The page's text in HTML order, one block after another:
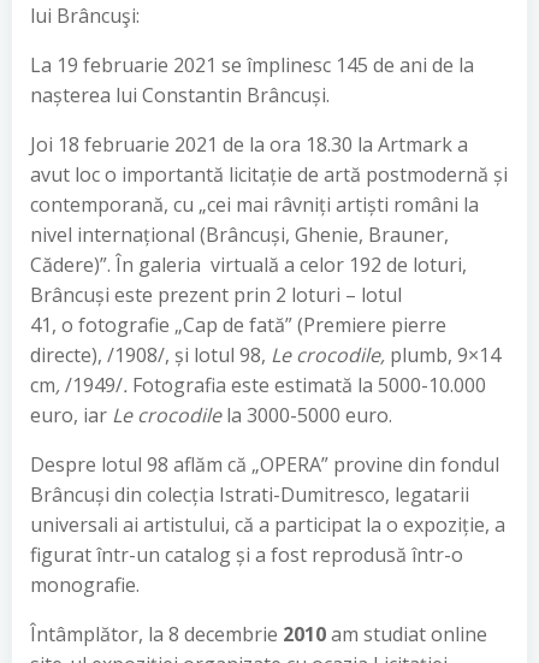
lui Brâncuşi:
La 19 februarie 2021 se împlinesc 145 de ani de la
nașterea lui Constantin Brâncuși.
Joi 18 februarie 2021 de la ora 18.30 la Artmark a
avut loc o importantă licitație de artă postmodernă și
contemporană, cu „cei mai râvniți artiști români la
nivel internațional (Brâncuși, Ghenie, Brauner,
Cădere)”. În galeria virtuală a celor 192 de loturi,
Brâncuși este prezent prin 2 loturi – lotul
41, o fotografie „Cap de fată” (Premiere pierre
directe), /1908/, și lotul 98, Le crocodile, plumb, 9×14
cm,/1949/. Fotografia este estimată la 5000-10.000
euro, iar Le crocodilela 3000-5000 euro.
Despre lotul 98 aflăm că „OPERA” provine din fondul
Brâncuși din colecția Istrati-Dumitresco, legatarii
universali ai artistului, că a participat la o expoziție, a
figurat într-un catalog și a fost reprodusă într-o
monografie.
Întâmplător, la 8 decembrie 2010am studiat online